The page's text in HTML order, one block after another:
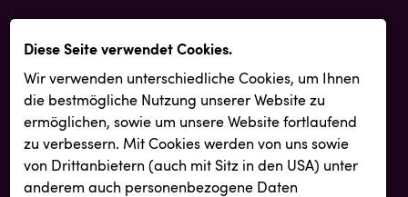
Diese Seite verwendet Cookies.
Wir verwenden unterschiedliche Cookies, um Ihnen
die best­mögliche Nutzung unserer Website zu
ermöglichen, sowie um unsere Website fortlaufend
zu verbessern. Mit Cookies werden von uns sowie
von Drittanbietern (auch mit Sitz in den USA) unter
anderem auch personenbezogene Daten